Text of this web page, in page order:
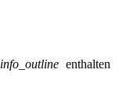
info_outline enthalten